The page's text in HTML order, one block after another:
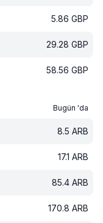
5.86 GBP
29.28 GBP
58.56 GBP
Bugün 'da
8.5 ARB
17.1 ARB
85.4 ARB
170.8 ARB